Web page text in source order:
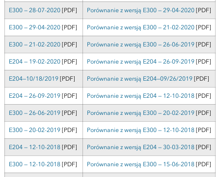
E300 — 28-07-2020[PDF] Porównanie z wersją E300 — 29-04-2020[PDF]
E300 — 29-04-2020[PDF] Porównanie z wersją E300 — 21-02-2020[PDF]
E300 — 21-02-2020[PDF] Porównanie z wersją E300 — 26-06-2019[PDF]
E204 — 19-02-2020[PDF] Porównanie z wersją E204 — 26-09-2019[PDF]
E204—10/18/2019[PDF] Porównanie z wersją E204—09/26/2019[PDF]
E204 — 26-09-2019[PDF] Porównanie z wersją E204 — 12-10-2018[PDF]
E300 — 26-06-2019[PDF] Porównanie z wersją E300 — 20-02-2019[PDF]
E300 — 20-02-2019[PDF] Porównanie z wersją E300 — 12-10-2018[PDF]
E204 — 12-10-2018[PDF] Porównanie z wersją E204 — 30-03-2018[PDF]
E300 — 12-10-2018[PDF] Porównanie z wersją E300 — 15-06-2018[PDF]